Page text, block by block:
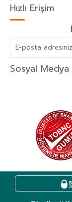
Hızlı Erişim
Sosyal Medya